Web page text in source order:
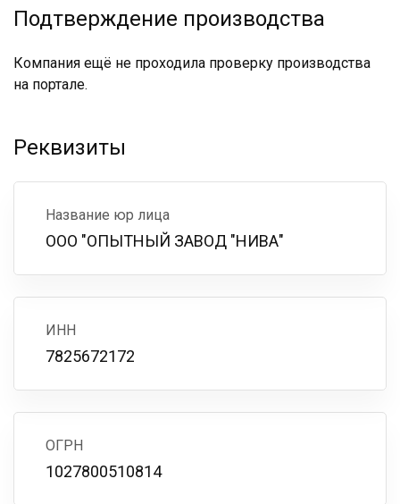
Подтверждение производства
Компания ещё не проходила проверку производства
на портале.
Реквизиты
Название юр лица
ООО "ОПЫТНЫЙ ЗАВОД "НИВА"
ИНН
7825672172
ОГРН
1027800510814